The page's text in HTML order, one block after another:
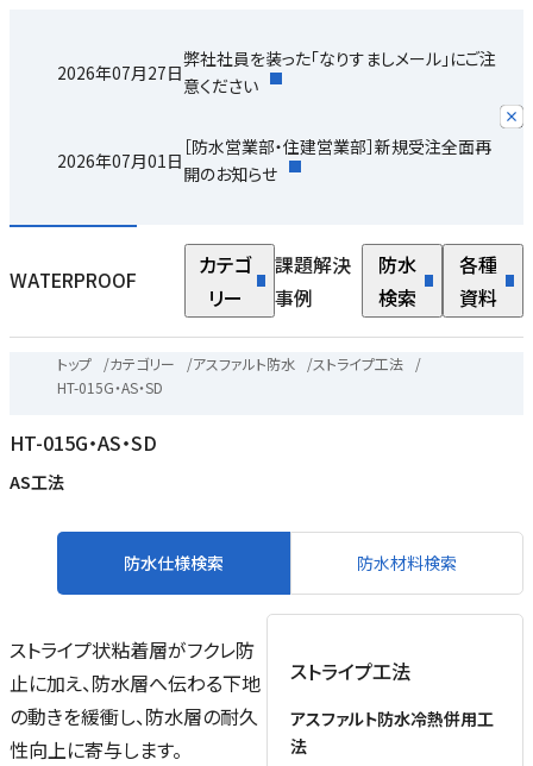
2026年07月27日
弊社社員を装った「なりすましメール」にご注
意ください
2026年07月01日
［防水営業部・住建営業部］新規受注全面再
開のお知らせ
WATERPROOF
カテゴ
リー
課題解決
事例
防水
検索
各種
資料
トップ /カテゴリー /アスファルト防水 /ストライプ工法
/
HT-015G・AS・SD
HT-015G・AS・SD
AS工法
防水仕様検索 防水材料検索
ストライプ状粘着層がフクレ防
止に加え、防水層へ伝わる下地
の動きを緩衝し、防水層の耐久
性向上に寄与します。
ストライプ工法
アスファルト防水冷熱併用工
法